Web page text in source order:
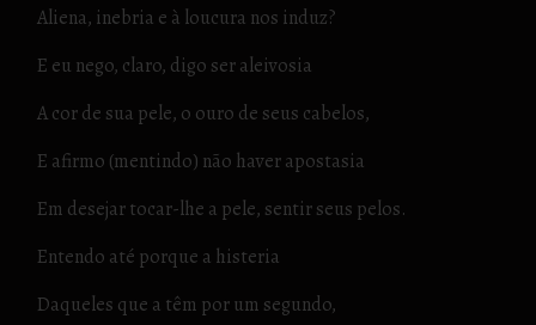
Aliena, inebria e à loucura nos induz?
E eu nego, claro, digo ser aleivosia
A cor de sua pele, o ouro de seus cabelos,
E afirmo (mentindo) não haver apostasia
Em desejar tocar-lhe a pele, sentir seus pelos.
Entendo até porque a histeria
Daqueles que a têm por um segundo,